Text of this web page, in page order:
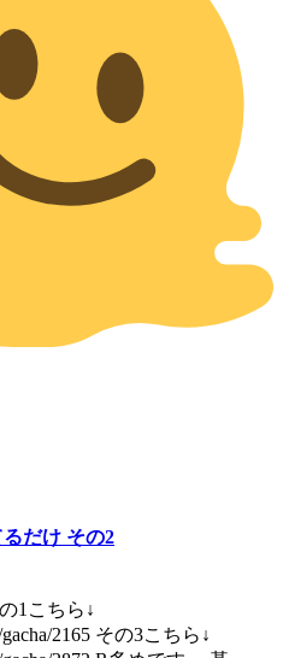
だけ その2
1こちら↓
2165 その3こちら↓